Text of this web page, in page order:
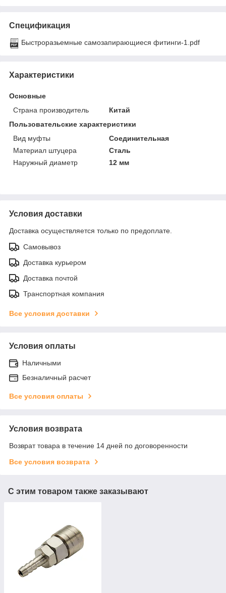
Спецификация
Быстроразьемные самозапирающиеся фитинги-1.pdf
Характеристики
Основные
Страна производитель
Китай
Пользовательские характеристики
Вид муфты
Соединительная
Материал штуцера
Сталь
Наружный диаметр
12 мм
Условия доставки
Доставка осуществляется только по предоплате.
Самовывоз
Доставка курьером
Доставка почтой
Транспортная компания
Все условия доставки
Условия оплаты
Наличными
Безналичный расчет
Все условия оплаты
Условия возврата
Возврат товара в течение 14 дней по договоренности
Все условия возврата
С этим товаром также заказывают